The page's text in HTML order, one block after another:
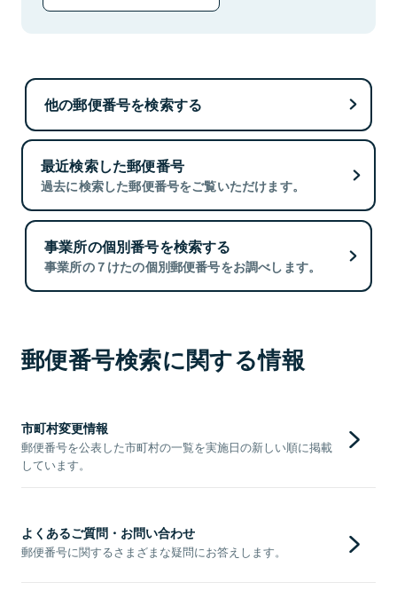
他の郵便番号を検索する
最近検索した郵便番号
過去に検索した郵便番号をご覧いただけます。
事業所の個別番号を検索する
事業所の７けたの個別郵便番号をお調べします。
郵便番号検索に関する情報
市町村変更情報
郵便番号を公表した市町村の一覧を実施日の新しい順に掲載
しています。
よくあるご質問・お問い合わせ
郵便番号に関するさまざまな疑問にお答えします。